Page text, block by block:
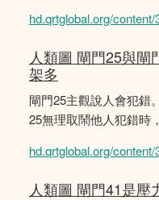
hd.qrtglobal.org/content/
人類圖 閘門25與
架多
閘門25主觀說人會犯錯
25無理取鬧他人犯錯時
hd.qrtglobal.org/content/
人類圖 閘門41是壓